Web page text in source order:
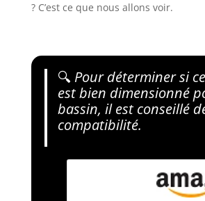
? C’est ce que nous allons voir.
🔍 Pour déterminer si
est bien dimensionné
bassin, il est conseillé
compatibilité.